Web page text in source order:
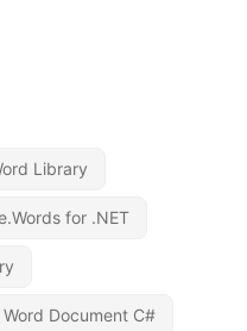
Library
for .NET
Document C#